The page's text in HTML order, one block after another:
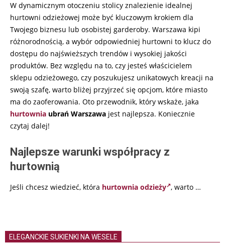
W dynamicznym otoczeniu stolicy znalezienie idealnej
hurtowni odzieżowej może być kluczowym krokiem dla
Twojego biznesu lub osobistej garderoby. Warszawa kipi
różnorodnością, a wybór odpowiedniej hurtowni to klucz do
dostępu do najświeższych trendów i wysokiej jakości
produktów. Bez względu na to, czy jesteś właścicielem
sklepu odzieżowego, czy poszukujesz unikatowych kreacji na
swoją szafę, warto bliżej przyjrzeć się opcjom, które miasto
ma do zaoferowania. Oto przewodnik, który wskaże, jaka
hurtownia ubrań Warszawa jest najlepsza. Koniecznie
czytaj dalej!
Najlepsze warunki współpracy z
hurtownią
Jeśli chcesz wiedzieć, która hurtownia odzieży , warto …
ELEGANCKIE SUKIENKI NA WESELE